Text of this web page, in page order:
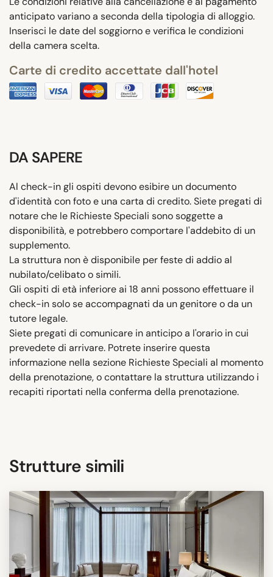
anticipato variano a seconda della tipologia di alloggio.
Inserisci le date del soggiorno e verifica le condizioni
della camera scelta.
Carte di credito accettate dall'hotel
DA SAPERE
Al check-in gli ospiti devono esibire un documento
d'identità con foto e una carta di credito. Siete pregati di
notare che le Richieste Speciali sono soggette a
disponibilità, e potrebbero comportare l'addebito di un
supplemento.
La struttura non è disponibile per feste di addio al
nubilato/celibato o simili.
Gli ospiti di età inferiore ai 18 anni possono effettuare il
check-in solo se accompagnati da un genitore o da un
tutore legale.
Siete pregati di comunicare in anticipo a l'orario in cui
prevedete di arrivare. Potrete inserire questa
informazione nella sezione Richieste Speciali al momento
della prenotazione, o contattare la struttura utilizzando i
recapiti riportati nella conferma della prenotazione.
Strutture simili